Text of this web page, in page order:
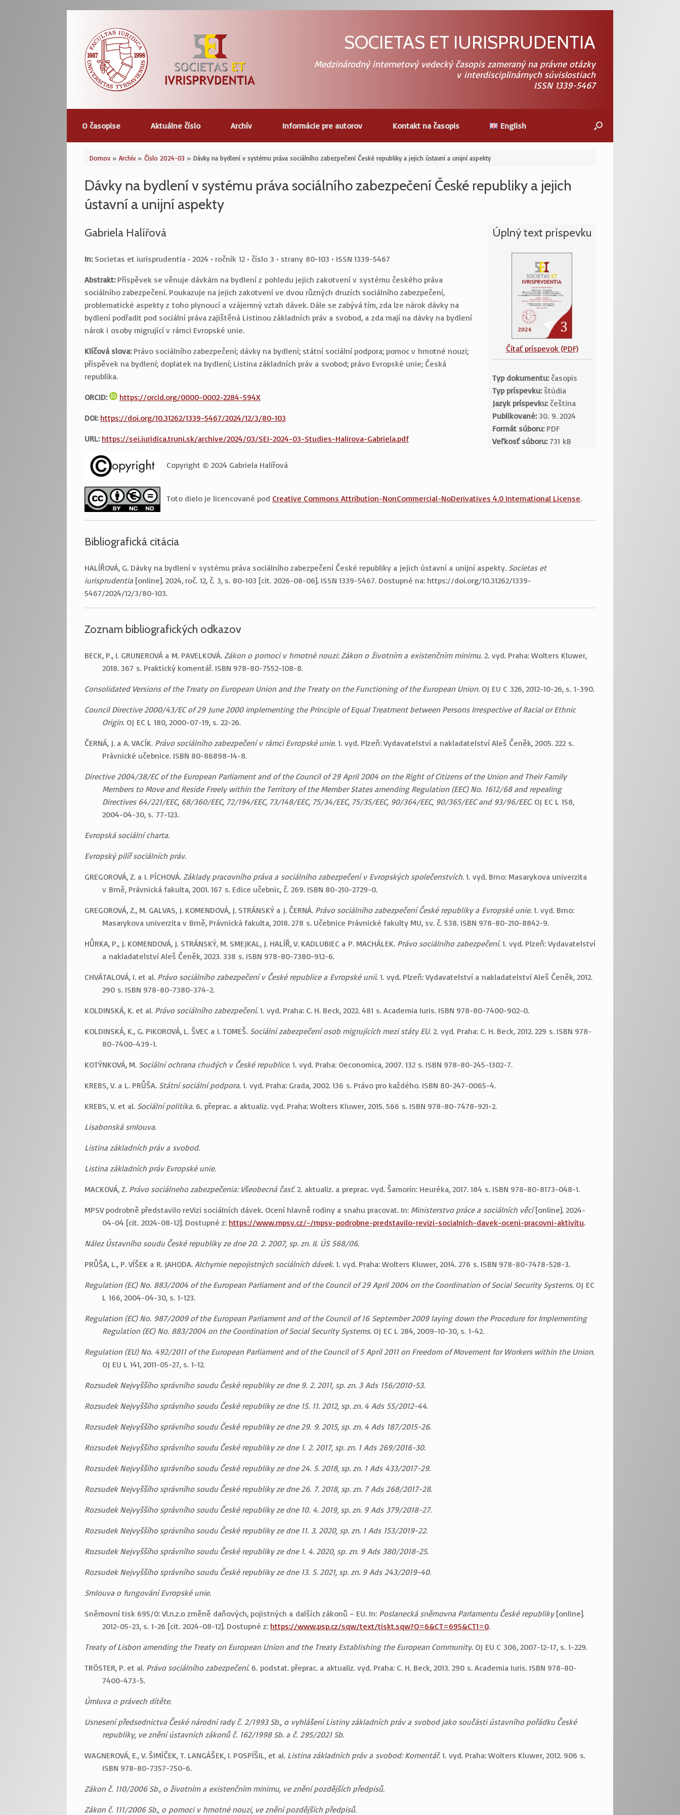
SOCIETAS ET IURISPRUDENTIA
Medzinárodný internetový vedecký časopis zameraný na právne otázky
v interdisciplinárnych súvislostiach
ISSN 1339-5467
O časopise Aktuálne číslo Archív Informácie pre autorov Kontakt na časopis English
Domov» Archív» Číslo 2024-03 » Dávky na bydlení v systému práva sociálního zabezpečení České republiky a jejich ústavní a unijní aspekty
Dávky na bydlení v systému práva sociálního zabezpečení České republiky a jejich
ústavní a unijní aspekty
Gabriela Halířová Úplný text príspevku
Čítať príspevok (PDF)
Typ dokumentu:časopis
Typ príspevku:štúdia
Jazyk príspevku:čeština
Publikované:30. 9. 2024
Formát súboru:PDF
Veľkosť súboru:731 kB
In:Societas et iurisprudentia • 2024 • ročník 12 • číslo 3 • strany 80-103 • ISSN 1339-5467
Abstrakt:Příspěvek se věnuje dávkám na bydlení z pohledu jejich zakotvení v systému českého práva
sociálního zabezpečení. Poukazuje na jejich zakotvení ve dvou různých druzích sociálního zabezpečení,
problematické aspekty z toho plynoucí a vzájemný vztah dávek. Dále se zabývá tím, zda lze nárok dávky na
bydlení podřadit pod sociální práva zajištěná Listinou základních práv a svobod, a zda mají na dávky na bydlení
nárok i osoby migrující v rámci Evropské unie.
Klíčová slova:Právo sociálního zabezpečení; dávky na bydlení; státní sociální podpora; pomoc v hmotné nouzi;
příspěvek na bydlení; doplatek na bydlení; Listina základních práv a svobod; právo Evropské unie; Česká
republika.
ORCID: https://orcid.org/0000-0002-2284-594X
DOI: https://doi.org/10.31262/1339-5467/2024/12/3/80-103
URL: https://sei.iuridica.truni.sk/archive/2024/03/SEI-2024-03-Studies-Halirova-Gabriela.pdf
Copyright © 2024 Gabriela Halířová
Toto dielo je licencované pod Creative Commons Attribution-NonCommercial-NoDerivatives 4.0 International License.
Bibliografická citácia
HALÍŘOVÁ, G. Dávky na bydlení v systému práva sociálního zabezpečení České republiky a jejich ústavní a unijní aspekty. Societas et
iurisprudentia[online]. 2024, roč. 12, č. 3, s. 80-103 [cit. 2026-08-06]. ISSN 1339-5467. Dostupné na: https://doi.org/10.31262/1339-
5467/2024/12/3/80-103.
Zoznam bibliografických odkazov
BECK, P., I. GRUNEROVÁ a M. PAVELKOVÁ. Zákon o pomoci v hmotné nouzi: Zákon o životním a existenčním minimu. 2. vyd. Praha: Wolters Kluwer,
2018. 367 s. Praktický komentář. ISBN 978-80-7552-108-8.
Consolidated Versions of the Treaty on European Union and the Treaty on the Functioning of the European Union. OJ EU C 326, 2012-10-26, s. 1-390.
Council Directive 2000/43/EC of 29 June 2000 implementing the Principle of Equal Treatment between Persons Irrespective of Racial or Ethnic
Origin. OJ EC L 180, 2000-07-19, s. 22-26.
ČERNÁ, J. a A. VACÍK. Právo sociálního zabezpečení v rámci Evropské unie. 1. vyd. Plzeň: Vydavatelství a nakladatelství Aleš Čeněk, 2005. 222 s.
Právnické učebnice. ISBN 80-86898-14-8.
Directive 2004/38/EC of the European Parliament and of the Council of 29 April 2004 on the Right of Citizens of the Union and Their Family
Members to Move and Reside Freely within the Territory of the Member States amending Regulation (EEC) No. 1612/68 and repealing
Directives 64/221/EEC, 68/360/EEC, 72/194/EEC, 73/148/EEC, 75/34/EEC, 75/35/EEC, 90/364/EEC, 90/365/EEC and 93/96/EEC. OJ EC L 158,
2004-04-30, s. 77-123.
Evropská sociální charta.
Evropský pilíř sociálních práv.
GREGOROVÁ, Z. a I. PÍCHOVÁ. Základy pracovního práva a sociálního zabezpečení v Evropských společenstvích. 1. vyd. Brno: Masarykova univerzita
v Brně, Právnická fakulta, 2001. 167 s. Edice učebnic, č. 269. ISBN 80-210-2729-0.
GREGOROVÁ, Z., M. GALVAS, J. KOMENDOVÁ, J. STRÁNSKÝ a J. ČERNÁ. Právo sociálního zabezpečení České republiky a Evropské unie. 1. vyd. Brno:
Masarykova univerzita v Brně, Právnická fakulta, 2018. 278 s. Učebnice Právnické fakulty MU, sv. č. 538. ISBN 978-80-210-8842-9.
HŮRKA, P., J. KOMENDOVÁ, J. STRÁNSKÝ, M. SMEJKAL, J. HALÍŘ, V. KADLUBIEC a P. MACHÁLEK. Právo sociálního zabezpečení. 1. vyd. Plzeň: Vydavatelství
a nakladatelství Aleš Čeněk, 2023. 338 s. ISBN 978-80-7380-912-6.
CHVÁTALOVÁ, I. et al. Právo sociálního zabezpečení v České republice a Evropské unii. 1. vyd. Plzeň: Vydavatelství a nakladatelství Aleš Čeněk, 2012.
290 s. ISBN 978-80-7380-374-2.
KOLDINSKÁ, K. et al. Právo sociálního zabezpečení. 1. vyd. Praha: C. H. Beck, 2022. 481 s. Academia Iuris. ISBN 978-80-7400-902-0.
KOLDINSKÁ, K., G. PIKOROVÁ, L. ŠVEC a I. TOMEŠ. Sociální zabezpečení osob migrujících mezi státy EU. 2. vyd. Praha: C. H. Beck, 2012. 229 s. ISBN 978-
80-7400-439-1.
KOTÝNKOVÁ, M. Sociální ochrana chudých v České republice. 1. vyd. Praha: Oeconomica, 2007. 132 s. ISBN 978-80-245-1302-7.
KREBS, V. a L. PRŮŠA. Státní sociální podpora. 1. vyd. Praha: Grada, 2002. 136 s. Právo pro každého. ISBN 80-247-0065-4.
KREBS, V. et al. Sociální politika. 6. přeprac. a aktualiz. vyd. Praha: Wolters Kluwer, 2015. 566 s. ISBN 978-80-7478-921-2.
Lisabonská smlouva.
Listina základních práv a svobod.
Listina základních práv Evropské unie.
MACKOVÁ, Z. Právo sociálneho zabezpečenia: Všeobecná časť. 2. aktualiz. a preprac. vyd. Šamorín: Heuréka, 2017. 184 s. ISBN 978-80-8173-048-1.
MPSV podrobně představilo reVizi sociálních dávek. Ocení hlavně rodiny a snahu pracovat. In: Ministerstvo práce a sociálních věcí[online]. 2024-
04-04 [cit. 2024-08-12]. Dostupné z: https://www.mpsv.cz/-/mpsv-podrobne-predstavilo-revizi-socialnich-davek-oceni-pracovni-aktivitu.
Nález Ústavního soudu České republiky ze dne 20. 2. 2007, sp. zn. II. ÚS 568/06.
PRŮŠA, L., P. VÍŠEK a R. JAHODA. Alchymie nepojistných sociálních dávek. 1. vyd. Praha: Wolters Kluwer, 2014. 276 s. ISBN 978-80-7478-528-3.
Regulation (EC) No. 883/2004 of the European Parliament and of the Council of 29 April 2004 on the Coordination of Social Security Systems. OJ EC
L 166, 2004-04-30, s. 1-123.
Regulation (EC) No. 987/2009 of the European Parliament and of the Council of 16 September 2009 laying down the Procedure for Implementing
Regulation (EC) No. 883/2004 on the Coordination of Social Security Systems. OJ EC L 284, 2009-10-30, s. 1-42.
Regulation (EU) No. 492/2011 of the European Parliament and of the Council of 5 April 2011 on Freedom of Movement for Workers within the Union.
OJ EU L 141, 2011-05-27, s. 1-12.
Rozsudek Nejvyššího správního soudu České republiky ze dne 9. 2. 2011, sp. zn. 3 Ads 156/2010-53.
Rozsudek Nejvyššího správního soudu České republiky ze dne 15. 11. 2012, sp. zn. 4 Ads 55/2012-44.
Rozsudek Nejvyššího správního soudu České republiky ze dne 29. 9. 2015, sp. zn. 4 Ads 187/2015-26.
Rozsudek Nejvyššího správního soudu České republiky ze dne 1. 2. 2017, sp. zn. 1 Ads 269/2016-30.
Rozsudek Nejvyššího správního soudu České republiky ze dne 24. 5. 2018, sp. zn. 1 Ads 433/2017-29.
Rozsudek Nejvyššího správního soudu České republiky ze dne 26. 7. 2018, sp. zn. 7 Ads 268/2017-28.
Rozsudek Nejvyššího správního soudu České republiky ze dne 10. 4. 2019, sp. zn. 9 Ads 379/2018-27.
Rozsudek Nejvyššího správního soudu České republiky ze dne 11. 3. 2020, sp. zn. 1 Ads 153/2019-22.
Rozsudek Nejvyššího správního soudu České republiky ze dne 1. 4. 2020, sp. zn. 9 Ads 380/2018-25.
Rozsudek Nejvyššího správního soudu České republiky ze dne 13. 5. 2021, sp. zn. 9 Ads 243/2019-40.
Smlouva o fungování Evropské unie.
Sněmovní tisk 695/0: Vl.n.z.o změně daňových, pojistných a dalších zákonů – EU. In: Poslanecká sněmovna Parlamentu České republiky[online].
2012-05-23, s. 1-26 [cit. 2024-08-12]. Dostupné z: https://www.psp.cz/sqw/text/tiskt.sqw?O=6&CT=695&CT1=0.
Treaty of Lisbon amending the Treaty on European Union and the Treaty Establishing the European Community. OJ EU C 306, 2007-12-17, s. 1-229.
TRÖSTER, P. et al. Právo sociálního zabezpečení. 6. podstat. přeprac. a aktualiz. vyd. Praha: C. H. Beck, 2013. 290 s. Academia Iuris. ISBN 978-80-
7400-473-5.
Úmluva o právech dítěte.
Usnesení předsednictva České národní rady č. 2/1993 Sb., o vyhlášení Listiny základních práv a svobod jako součásti ústavního pořádku České
republiky, ve znění ústavních zákonů č. 162/1998 Sb. a č. 295/2021 Sb.
WAGNEROVÁ, E., V. ŠIMÍČEK, T. LANGÁŠEK, I. POSPÍŠIL, et al. Listina základních práv a svobod: Komentář. 1. vyd. Praha: Wolters Kluwer, 2012. 906 s.
ISBN 978-80-7357-750-6.
Zákon č. 110/2006 Sb., o životním a existenčním minimu, ve znění pozdějších předpisů.
Zákon č. 111/2006 Sb., o pomoci v hmotné nouzi, ve znění pozdějších předpisů.